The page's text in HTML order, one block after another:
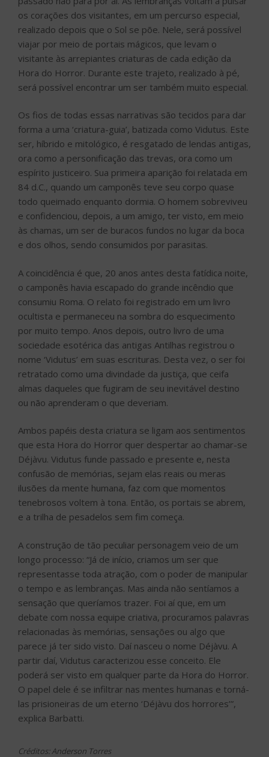
os corações dos visitantes, em um percurso especial,
realizado depois que o Sol se põe. Nele, será possível
viajar por meio de portais mágicos, que levam o
visitante às arrepiantes criaturas de cada edição da
Hora do Horror. Durante este trajeto, realizado à pé,
será possível encontrar um ser também muito especial.
Os fios de todas essas narrativas são tecidos para dar
forma a uma ‘criatura-guia’, batizada como Vidutus. Este
ser, híbrido e mitológico, é resgatado de lendas antigas,
ora como a personificação das trevas, ora como um
espírito justiceiro. Sua primeira aparição foi relatada em
84 d.C., quando um camponês teve seu corpo quase
todo queimado enquanto dormia. O homem sobreviveu
e confidenciou, depois, a um amigo, ter visto, em meio
às chamas, um ser de buracos fundos no lugar da boca
e dos olhos, sendo consumidos por parasitas.
A coincidência é que, 20 anos antes desta fatídica noite,
o camponês havia escapado do grande incêndio que
consumiu Roma. O relato foi registrado em um livro
ocultista e permaneceu na sombra do esquecimento
por muito tempo. Anos depois, outro livro de uma
sociedade esotérica das antigas Antilhas registrou o
nome ‘Vidutus’ em suas escrituras. Desta vez, o ser foi
retratado como uma divindade da justiça, que ceifa
almas daqueles que fugiram de seu inevitável destino
ou não aprenderam o que deveriam.
Ambos papéis desta criatura se ligam aos sentimentos
que esta Hora do Horror quer despertar ao chamar-se
Déjàvu. Vidutus funde passado e presente e, nesta
confusão de memórias, sejam elas reais ou meras
ilusões da mente humana, faz com que momentos
tenebrosos voltem à tona. Então, os portais se abrem,
e a trilha de pesadelos sem fim começa.
A construção de tão peculiar personagem veio de um
longo processo: “Já de início, criamos um ser que
representasse toda atração, com o poder de manipular
o tempo e as lembranças. Mas ainda não sentíamos a
sensação que queríamos trazer. Foi aí que, em um
debate com nossa equipe criativa, procuramos palavras
relacionadas às memórias, sensações ou algo que
parece já ter sido visto. Daí nasceu o nome Déjàvu. A
partir daí, Vidutus caracterizou esse conceito. Ele
poderá ser visto em qualquer parte da Hora do Horror.
O papel dele é se infiltrar nas mentes humanas e torná-
las prisioneiras de um eterno ‘Déjàvu dos horrores’”,
explica Barbatti.
Créditos: Anderson Torres